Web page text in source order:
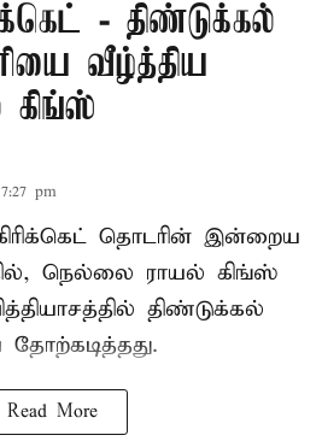
- திண்டுக்கல்
வீழ்த்திய
pm
கிரிக்கெட் தொடரின் இன்றைய
நெல்லை ராயல் கிங்ஸ்
திண்டுக்கல்
Read More